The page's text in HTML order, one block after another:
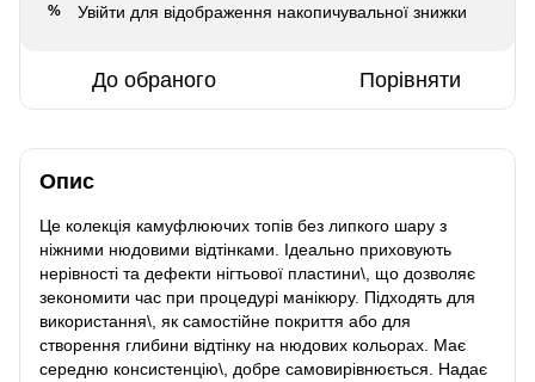
% Увійти для відображення накопичувальної знижки
До обраного Порівняти
Опис
Це колекція камуфлюючих топів без липкого шару з
ніжними нюдовими відтінками. Ідеально приховують
нерівності та дефекти нігтьової пластини\, що дозволяє
зекономити час при процедурі манікюру. Підходять для
використання\, як самостійне покриття або для
створення глибини відтінку на нюдових кольорах. Має
середню консистенцію\, добре самовирівнюється. Надає